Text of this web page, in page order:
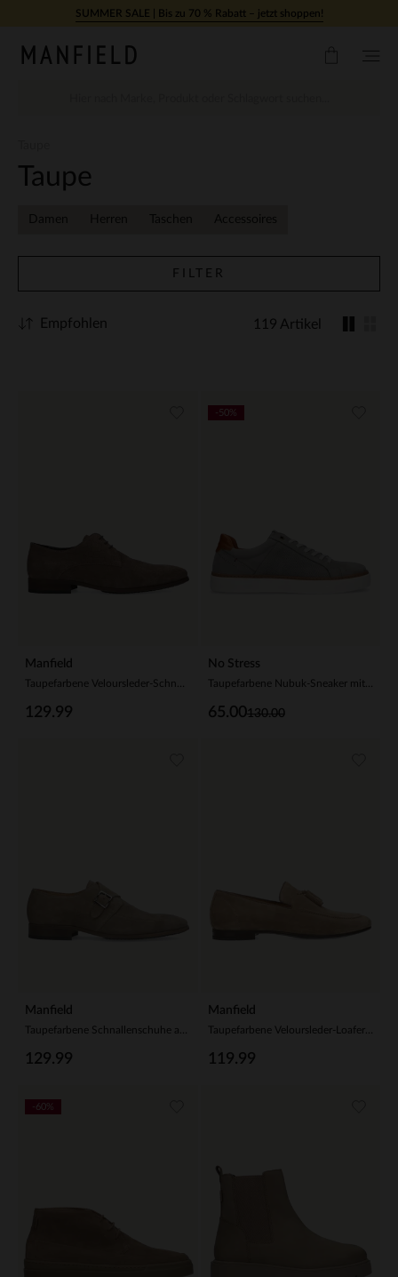
Zum Inhalt springenSUMMER SALE | Bis zu 70 % Rabatt – jetzt shoppen!
Taupe
Damen Herren Taschen Accessoires
FILTER
119 Artikel
Empfohlen
Manfield
129.99
No Stress
130.00
65.00
-50%
Manfield
129.99
Manfield
Taupefarbene Veloursleder-Loafer mit Quasten
119.99
-60%